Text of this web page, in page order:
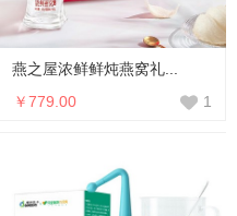
燕之屋浓鲜鲜炖燕窝礼...
￥779.00
1